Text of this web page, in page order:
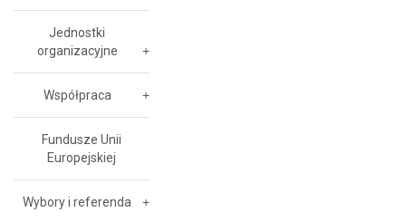
Jednostki
organizacyjne
Współpraca
Fundusze Unii
Europejskiej
Wybory i referenda